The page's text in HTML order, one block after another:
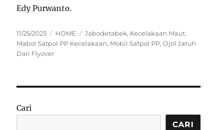
Edy Purwanto.
Posted
on
11/25/2023 Categories
HOME Tags
Jabodetabek, Kecelakaan Maut,
Mabol Satpol PP Kecelakaan, Mobil Satpol PP,Ojol Jatuh
Dari Flyover
Cari
CARI